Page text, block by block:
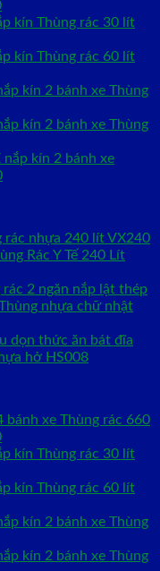
Thùng rác 30 lít
Thùng rác 60 lít
Thùng
Thùng
rác nhựa 240 lít VX240
Rác Y Tế 240 Lít
rác 2 ngăn nắp lật thép
nhựa chữ nhật
dọn thức ăn bát đĩa
hở HS008
Thùng rác 660
Thùng rác 30 lít
Thùng rác 60 lít
Thùng
Thùng